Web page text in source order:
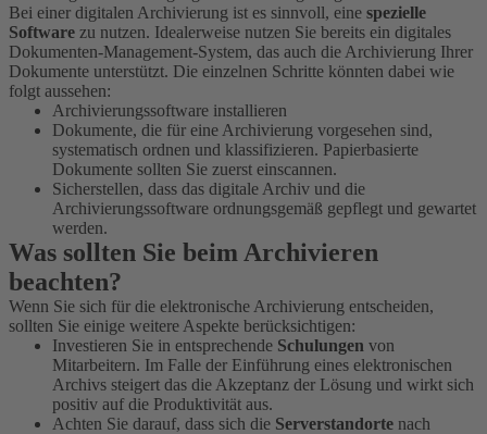
Bei einer digitalen Archivierung ist es sinnvoll, eine spezielle
Software zu nutzen. Idealerweise nutzen Sie bereits ein digitales
Dokumenten-Management-System, das auch die Archivierung Ihrer
Dokumente unterstützt. Die einzelnen Schritte könnten dabei wie
folgt aussehen:
Archivierungssoftware installieren
Dokumente, die für eine Archivierung vorgesehen sind,
systematisch ordnen und klassifizieren. Papierbasierte
Dokumente sollten Sie zuerst einscannen.
Sicherstellen, dass das digitale Archiv und die
Archivierungssoftware ordnungsgemäß gepflegt und gewartet
werden.
Was sollten Sie beim Archivieren
beachten?
Wenn Sie sich für die elektronische Archivierung entscheiden,
sollten Sie einige weitere Aspekte berücksichtigen:
Investieren Sie in entsprechende Schulungen von
Mitarbeitern. Im Falle der Einführung eines elektronischen
Archivs steigert das die Akzeptanz der Lösung und wirkt sich
positiv auf die Produktivität aus.
Achten Sie darauf, dass sich die Serverstandorte nach